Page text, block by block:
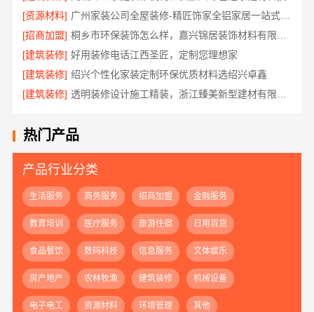
[资源材料]
广州家装公司全屋装修-精匠饰家全铝家居一站式服务
[招商加盟]
[建筑装修] 好用装修电话江西圣匠，定制您理想家
[建筑装修] 绍兴个性化家装定制环保优质材料选绍兴卓鑫
[建筑装修]
热门产品
产品行业分类
生活服务 商务服务 招商加盟 金融服务
教育培训 医疗服务 旅游住宿 日用百货
食品餐饮 数码科技 信息服务 文体娱乐
房产地产 农林牧渔 建筑装修 机械设备
电子电工 资源材料 环境管理 其他